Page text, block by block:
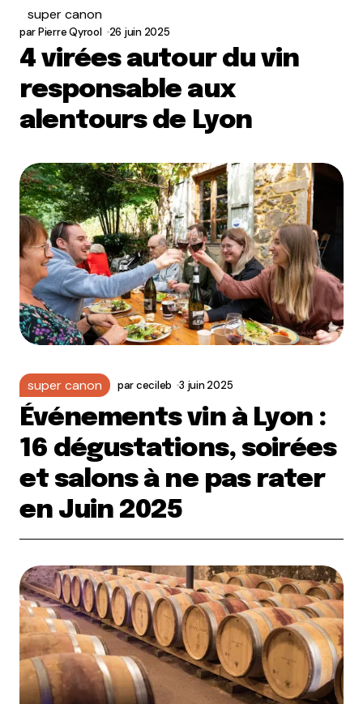
super canon
parPierre Qyrool 26 juin 2025
4 virées autour du vin
responsable aux
alentours de Lyon
super canon parcecileb 3 juin 2025
Événements vin à Lyon :
16 dégustations, soirées
et salons à ne pas rater
en Juin 2025